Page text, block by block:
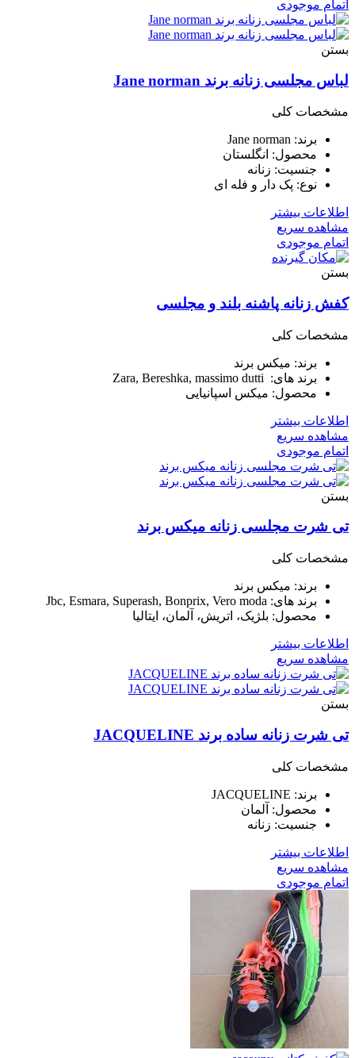
اتمام موجودی
بستن
لباس مجلسی زنانه برند Jane norman
مشخصات کلی
برند: Jane norman
محصول: انگلستان
جنسیت: زنانه
نوع: پک دار و فله ای
اطلاعات بیشتر
مشاهده سریع
اتمام موجودی
بستن
کفش زنانه پاشنه بلند و مجلسی
مشخصات کلی
برند: میکس برند
برند های: Zara, Bereshka, massimo dutti
محصول: میکس اسپانیایی
اطلاعات بیشتر
مشاهده سریع
اتمام موجودی
بستن
تی شرت مجلسی زنانه میکس برند
مشخصات کلی
برند: میکس برند
برند های: Jbc, Esmara, Superash, Bonprix, Vero moda
محصول: بلژیک، اتریش، آلمان، ایتالیا
اطلاعات بیشتر
مشاهده سریع
بستن
تی شرت زنانه ساده برند JACQUELINE
مشخصات کلی
برند: JACQUELINE
محصول: آلمان
جنسیت: زنانه
اطلاعات بیشتر
مشاهده سریع
اتمام موجودی